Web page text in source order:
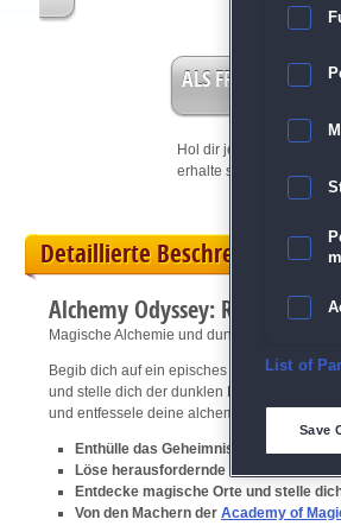
ALS FREISPIEL
Hol dir jetzt deine
erhalte sofort bis zu 15
Detaillierte Beschreibung
Alchemy Odyssey: Rise of
Magische Alchemie und dunkle Schatten!
Begib dich auf ein episches Abenteuer in
und stelle dich der dunklen Bedrohung des
und entfessele deine alchemistische Macht!
Enthülle das Geheimnis der Schatten
Löse herausfordernde 3-Gewinnt-
Entdecke magische Orte und stelle
Von den Machern der Academy of
List of
Save